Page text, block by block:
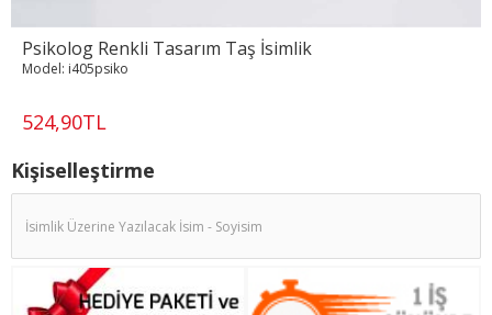
Psikolog Renkli Tasarım Taş İsimlik
524,90TL
Model: i405psiko
Kişiselleştirme